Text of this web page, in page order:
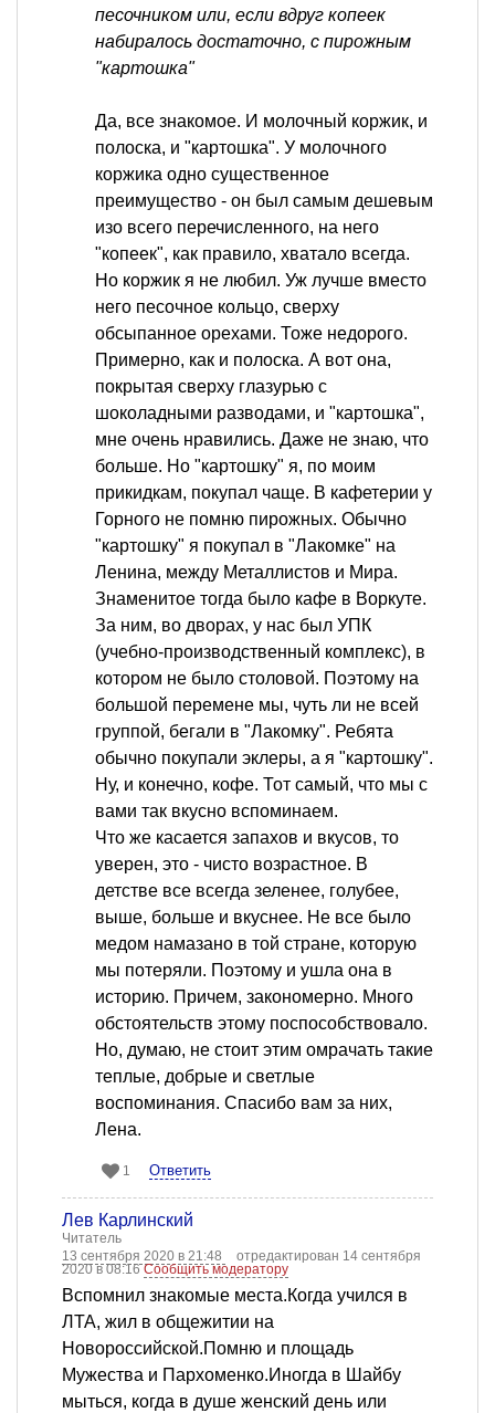
песочником или, если вдруг копеек
набиралось достаточно, с пирожным
"картошка"
Да, все знакомое. И молочный коржик, и
полоска, и "картошка". У молочного
коржика одно существенное
преимущество - он был самым дешевым
изо всего перечисленного, на него
"копеек", как правило, хватало всегда.
Но коржик я не любил. Уж лучше вместо
него песочное кольцо, сверху
обсыпанное орехами. Тоже недорого.
Примерно, как и полоска. А вот она,
покрытая сверху глазурью с
шоколадными разводами, и "картошка",
мне очень нравились. Даже не знаю, что
больше. Но "картошку" я, по моим
прикидкам, покупал чаще. В кафетерии у
Горного не помню пирожных. Обычно
"картошку" я покупал в "Лакомке" на
Ленина, между Металлистов и Мира.
Знаменитое тогда было кафе в Воркуте.
За ним, во дворах, у нас был УПК
(учебно-производственный комплекс), в
котором не было столовой. Поэтому на
большой перемене мы, чуть ли не всей
группой, бегали в "Лакомку". Ребята
обычно покупали эклеры, а я "картошку".
Ну, и конечно, кофе. Тот самый, что мы с
вами так вкусно вспоминаем.
Что же касается запахов и вкусов, то
уверен, это - чисто возрастное. В
детстве все всегда зеленее, голубее,
выше, больше и вкуснее. Не все было
медом намазано в той стране, которую
мы потеряли. Поэтому и ушла она в
историю. Причем, закономерно. Много
обстоятельств этому поспособствовало.
Но, думаю, не стоит этим омрачать такие
теплые, добрые и светлые
воспоминания. Спасибо вам за них,
Лена.
1 Ответить
Лев Карлинский
Читатель
13 сентября 2020 в 21:48
отредактирован 14 сентября
2020 в 08:16Сообщить модератору
Вспомнил знакомые места.Когда учился в
ЛТА, жил в общежитии на
Новороссийской.Помню и площадь
Мужества и Пархоменко.Иногда в Шайбу
мыться, когда в душе женский день или